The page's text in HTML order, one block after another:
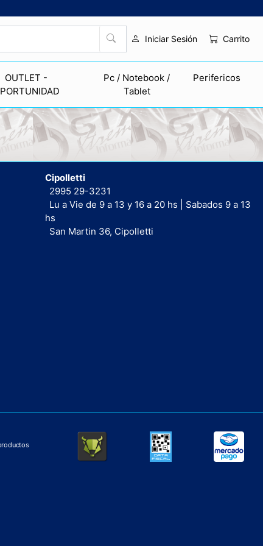
Iniciar Sesión Carrito
OUTLET -
Pc / Notebook /
Tablet
Perifericos
Cipolletti
2995 29-3231
Lu a Vie de 9 a 13 y 16 a 20 hs | Sabados 9 a 13
hs
San Martin 36, Cipolletti